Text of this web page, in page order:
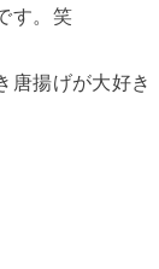
す。笑
唐揚げが大好